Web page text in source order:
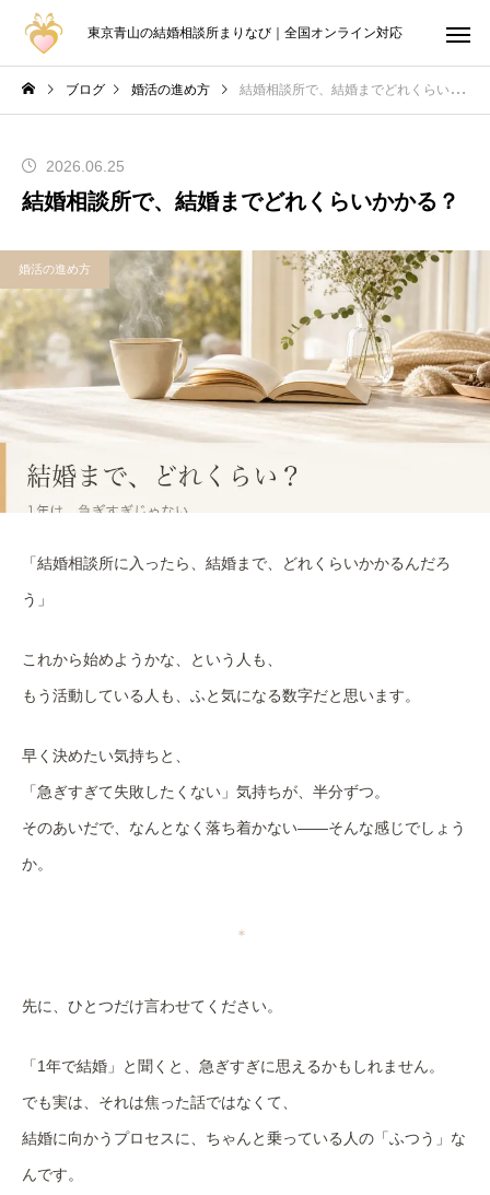
東京青山の結婚相談所まりなび｜全国オンライン対応
ブログ 婚活の進め方 結婚相談所で、結婚までどれくらいかかる？
2026.06.25
結婚相談所で、結婚までどれくらいかかる？
婚活の進め方
「結婚相談所に入ったら、結婚まで、どれくらいかかるんだろ
う」
これから始めようかな、という人も、
もう活動している人も、ふと気になる数字だと思います。
早く決めたい気持ちと、
「急ぎすぎて失敗したくない」気持ちが、半分ずつ。
そのあいだで、なんとなく落ち着かない——そんな感じでしょう
か。
＊
先に、ひとつだけ言わせてください。
「1年で結婚」と聞くと、急ぎすぎに思えるかもしれません。
でも実は、それは焦った話ではなくて、
結婚に向かうプロセスに、ちゃんと乗っている人の「ふつう」な
んです。